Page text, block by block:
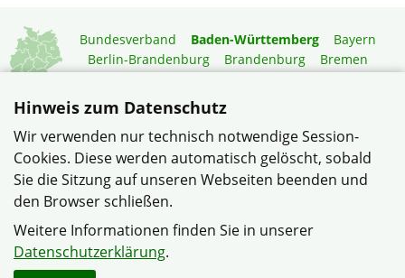
Bundesverband Baden-Württemberg
Bayern
Berlin-Brandenburg
Brandenburg
Bremen
Niedersachsen
Rheinland-Pfalz
Saarland
Sachsen-Anhalt
Schleswig-Holstein
Thüringen
Mitgliedermagazin
Gartenberatung
© Siedlergemeinschaft Rittersbach im Verband
Wohneigentum Baden-Württemberg e.V.
Datenschutzerklärung
Hinweis zum Datenschutz
Wir verwenden nur technisch notwendige Session-
Cookies. Diese werden automatisch gelöscht, sobald
Sie die Sitzung auf unseren Webseiten beenden und
den Browser schließen.
Weitere Informationen finden Sie in unserer
Datenschutzerklärung.